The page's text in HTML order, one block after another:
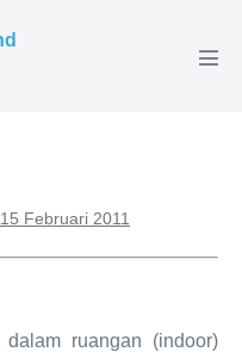
15 Februari 2011
ruangan (indoor)